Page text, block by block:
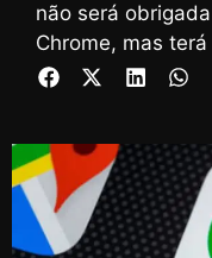
não será
Chrome, mas
estruturais no